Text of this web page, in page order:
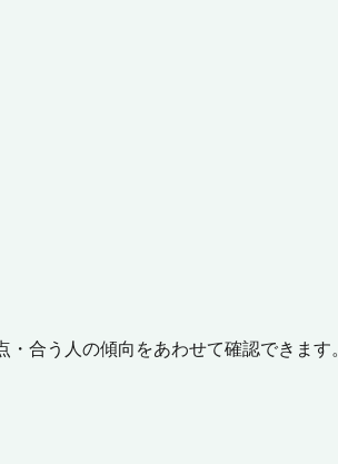
合う人の傾向をあわせて確認できます。